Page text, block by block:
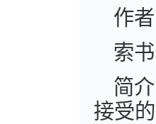
作
索
简
接受